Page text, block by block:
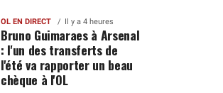
OL EN DIRECT Il y a 4 heures
Bruno Guimaraes à Arsenal
: l'un des transferts de
l'été va rapporter un beau
chèque à l'OL